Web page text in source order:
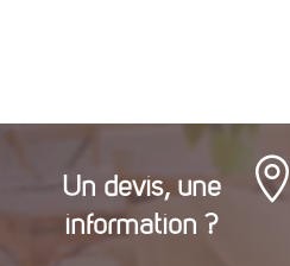
Un devis, une
information ?
